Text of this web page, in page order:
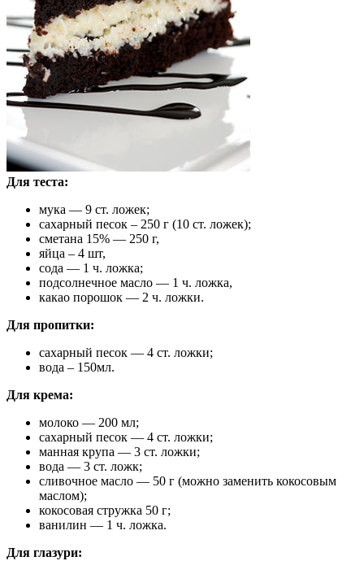
Для теста:
мука — 9 ст. ложек;
сахарный песок – 250 г (10 ст. ложек);
сметана 15% — 250 г,
яйца – 4 шт,
сода — 1 ч. ложка;
подсолнечное масло — 1 ч. ложка,
какао порошок — 2 ч. ложки.
Для пропитки:
сахарный песок — 4 ст. ложки;
вода – 150мл.
Для крема:
молоко — 200 мл;
сахарный песок — 4 ст. ложки;
манная крупа — 3 ст. ложки;
вода — 3 ст. ложк;
сливочное масло — 50 г (можно заменить кокосовым
маслом);
кокосовая стружка 50 г;
ванилин — 1 ч. ложка.
Для глазури: